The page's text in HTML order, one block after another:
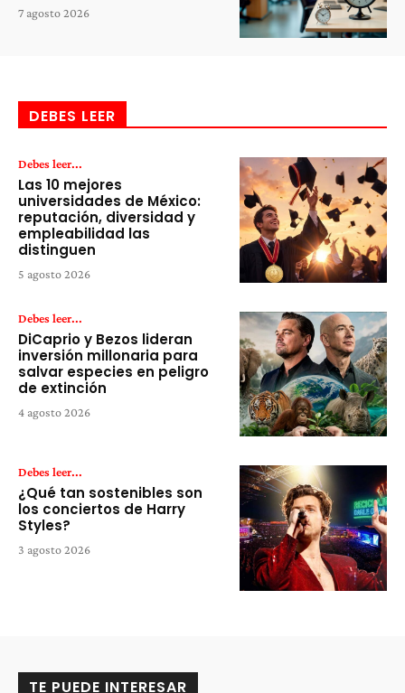
7 agosto 2026
DEBES LEER
Debes leer...
Las 10 mejores
universidades de México:
reputación, diversidad y
empleabilidad las
distinguen
5 agosto 2026
Debes leer...
DiCaprio y Bezos lideran
inversión millonaria para
salvar especies en peligro
de extinción
4 agosto 2026
Debes leer...
¿Qué tan sostenibles son
los conciertos de Harry
Styles?
3 agosto 2026
TE PUEDE INTERESAR